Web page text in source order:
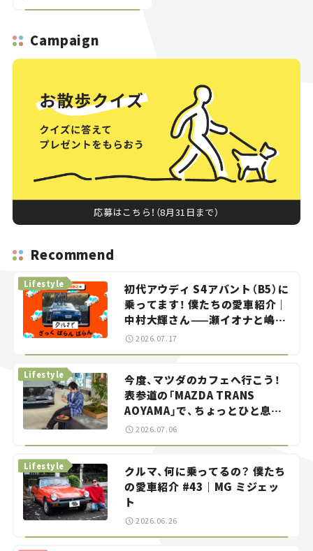
Campaign
応募はこちら！（8月31日まで）
Recommend
初代アウディ S4アバント（B5）に
乗ってます！ 僕たちの愛車紹介｜
中村大輝さん——瀬イオナと嶋田
智之の「クルマでざっくばらんば
Lifestyle
2026.07.17
今度、マツダのカフェへ行こう！
表参道の「MAZDA TRANS
AOYAMA」で、ちょっとひと息。
——連載｜CCGとクルマでどうす
Lifestyle
2026.07.06
クルマ、何に乗ってるの？ 僕たち
の愛車紹介 #43｜MG ミジェッ
ト
Lifestyle
2026.06.26